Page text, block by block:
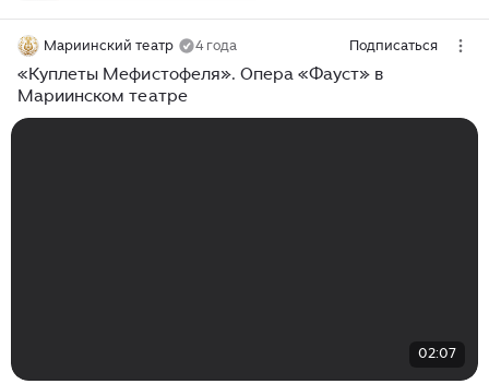
Мариинский театр 4 года Подписаться
«Куплеты Мефистофеля». Опера «Фауст» в
Мариинском театре
02:07